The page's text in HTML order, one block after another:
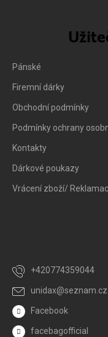
Pánské
Firemní dárky
Obchodní podmínky
Podmínky ochrany
Kontakty
Dárkové poukazy
Vrácení zboží/
unidax@seznam.cz
+420774359044
Facebook
facebagofficial